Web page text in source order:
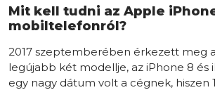
Mit kell tudni az Apple
mobiltelefonról?
2017 szeptemberében érkezett meg
legújabb két modellje, az iPhone 8 és
egy nagy dátum volt a cégnek, hiszen